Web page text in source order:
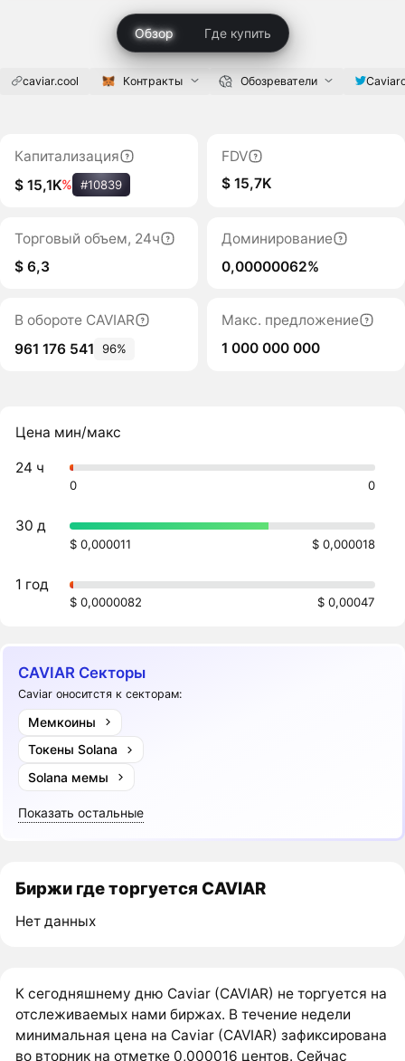
Обзор Где купить
caviar.cool Контракты Обозреватели
Капитализация
$ 15,1K% #10839
FDV
$ 15,7K
Торговый объем, 24ч
$ 6,3
Доминирование
0,00000062%
В обороте CAVIAR
961 176 541
96%
Макс. предложение
1 000 000 000
Цена мин/макс
24 ч
0 0
30 д
$ 0,000011 $ 0,000018
1 год
$ 0,0000082 $ 0,00047
CAVIAR Секторы
Caviar оноситстя к секторам:
Мемкоины
Токены Solana
Solana мемы
Показать остальные
Биржи где торгуется CAVIAR
Нет данных
К сегодняшнему дню Caviar (CAVIAR) не торгуется на
отслеживаемых нами биржах. В течение недели
минимальная цена на Caviar (CAVIAR) зафиксирована
во вторник на отметке 0,000016 центов. Сейчас